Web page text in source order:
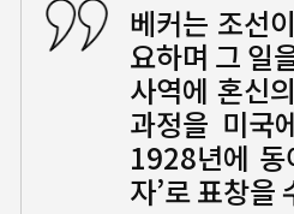
베커는 조선
요하며 그 일
사역에 혼신
과정을 미국
1928년에 동
자’로 표창을